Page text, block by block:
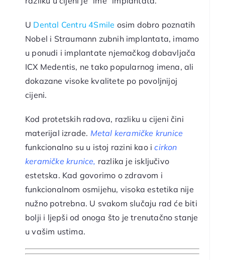
U Dental Centru 4Smile osim dobro poznatih
Nobel i Straumann zubnih implantata, imamo
u ponudi i implantate njemačkog dobavljača
ICX Medentis, ne tako popularnog imena, ali
dokazane visoke kvalitete po povoljnijoj
cijeni.
Kod protetskih radova, razliku u cijeni čini
materijal izrade. Metal keramičke krunice
funkcionalno su u istoj razini kao icirkon
keramičke krunice, razlika je isključivo
estetska. Kad govorimo o zdravom i
funkcionalnom osmijehu, visoka estetika nije
nužno potrebna. U svakom slučaju rad će biti
bolji i ljepši od onoga što je trenutačno stanje
u vašim ustima.